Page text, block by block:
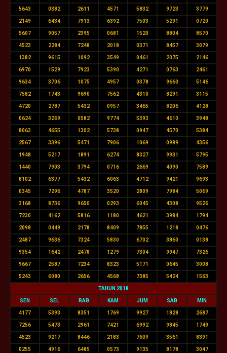
5643 0382 2611 4571 5832 9723 3779
2149 6434 7913 6392 7503 5291 0720
5607 9057 2395 0681 1520 8804 8570
4523 2284 7248 2018 0371 8457 3079
1382 9615 1092 3549 0461 2075 2146
6970 1529 7923 5390 4271 0763 2461
9634 3706 1075 4957 0378 9660 5146
7582 1743 9690 7562 4310 8291 3115
4720 2787 5432 0957 3465 8206 4128
0624 3269 0582 9774 5393 4610 3948
8063 4655 1302 5738 0947 4570 5384
2567 3396 5471 7906 1069 0989 4356
1948 5217 1891 6274 8327 9931 5795
1440 7903 3794 0716 2669 4090 7589
8102 6377 5432 6063 4712 9421 9693
0345 7296 4787 3520 2809 7984 5069
3168 8736 9650 0293 6045 4308 9526
7230 4162 5816 1180 4621 3984 1794
2098 0449 2178 8409 7855 1218 0476
2487 9636 7324 5830 6702 3860 0138
9354 1642 2478 1279 7304 9947 7326
9667 2587 7234 8323 5171 0645 3008
5243 6080 2656 4568 7385 5424 1563
TAHUN 2018
SEN SEL RAB KAM JUM SAB MIN
4177 5393 8351 1769 9927 1828 2687
7256 5473 2961 7421 6992 9845 1749
4523 9217 8446 2183 7609 3561 8391
0255 4916 6485 0573 9135 8178 3047